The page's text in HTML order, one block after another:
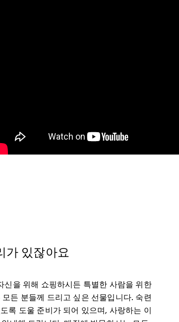
가 있잖아요
을 위해 쇼핑하시든 특별한 사람을 위한
든 분들께 드리고 싶은 선물입니다. 숙련
록 도울 준비가 되어 있으며, 사랑하는 이